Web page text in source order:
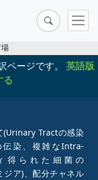
ページです。 英語版
る
(Urinary Tractの感染
染、複雑なIntra-
得られた細菌の
ア)、配分チャネル